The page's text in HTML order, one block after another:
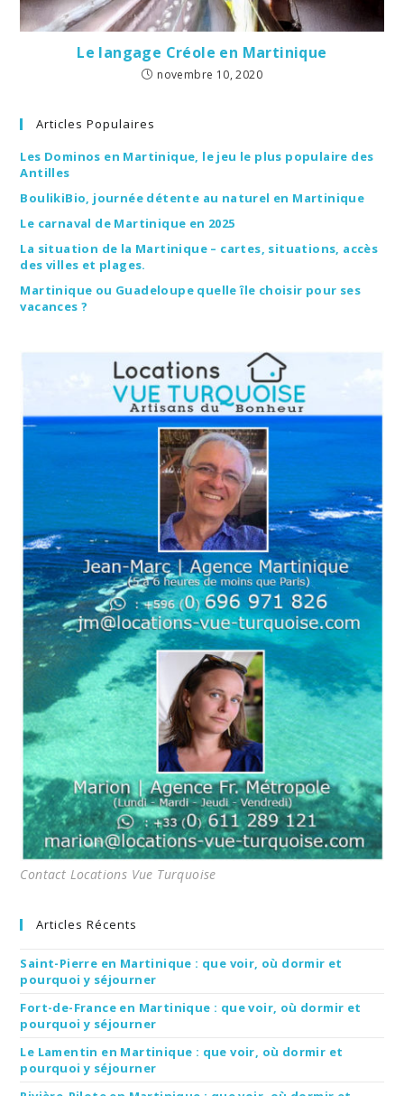
Le langage Créole en Martinique
novembre 10, 2020
Articles Populaires
Les Dominos en Martinique, le jeu le plus populaire des
Antilles
BoulikiBio, journée détente au naturel en Martinique
Le carnaval de Martinique en 2025
La situation de la Martinique – cartes, situations, accès
des villes et plages.
Martinique ou Guadeloupe quelle île choisir pour ses
vacances ?
Contact Locations Vue Turquoise
Articles Récents
Saint-Pierre en Martinique : que voir, où dormir et
pourquoi y séjourner
Fort-de-France en Martinique : que voir, où dormir et
pourquoi y séjourner
Le Lamentin en Martinique : que voir, où dormir et
pourquoi y séjourner